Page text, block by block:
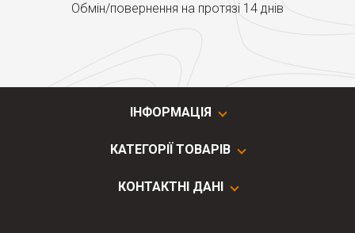
Обмін/повернення на протязі 14 днів
ІНФОРМАЦІЯ
КАТЕГОРІЇ ТОВАРІВ
КОНТАКТНІ ДАНІ